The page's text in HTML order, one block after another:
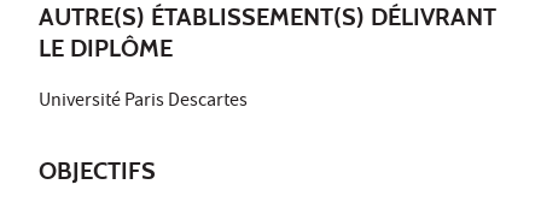
AUTRE(S) ÉTABLISSEMENT(S) DÉLIVRANT
LE DIPLÔME
Université Paris Descartes
OBJECTIFS